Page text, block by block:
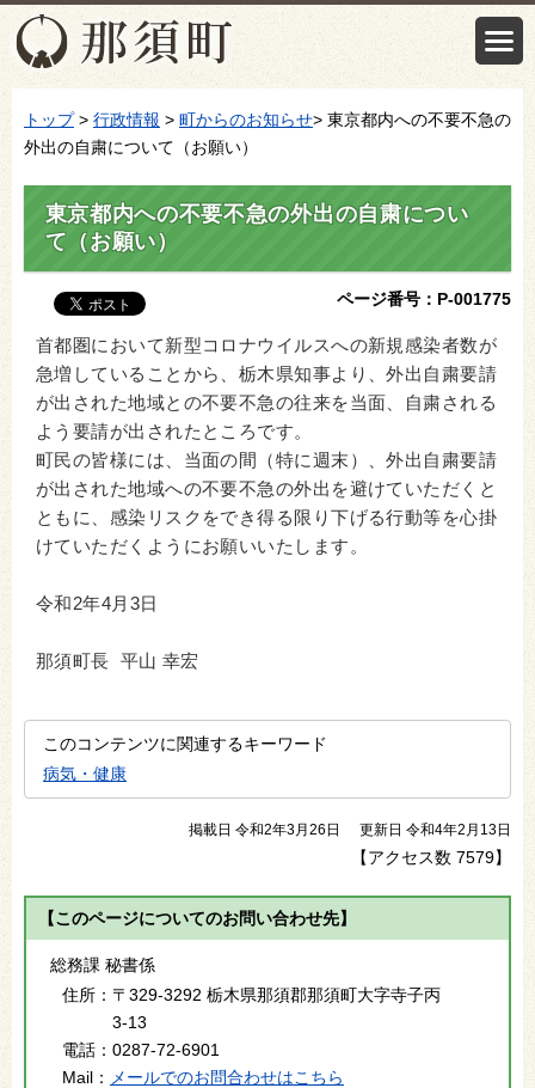
トップ> 行政情報 > 町からのお知らせ> 東京都内への不要不急の
外出の自粛について（お願い）
東京都内への不要不急の外出の自粛につい
て（お願い）
ページ番号：P-001775
首都圏において新型コロナウイルスへの新規感染者数が
急増していることから、栃木県知事より、外出自粛要請
が出された地域との不要不急の往来を当面、自粛される
よう要請が出されたところです。
町民の皆様には、当面の間（特に週末）、外出自粛要請
が出された地域への不要不急の外出を避けていただくと
ともに、感染リスクをでき得る限り下げる行動等を心掛
けていただくようにお願いいたします。
令和2年4月3日
那須町長 平山 幸宏
このコンテンツに関連するキーワード
病気・健康
掲載日 令和2年3月26日 更新日 令和4年2月13日
【アクセス数 7579】
【このページについてのお問い合わせ先】
総務課 秘書係
住所： 〒329-3292 栃木県那須郡那須町大字寺子丙
3-13
電話： 0287-72-6901
Mail：
メールでのお問合わせはこちら